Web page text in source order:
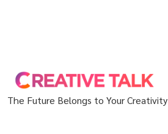
The Future Belongs to Your Creativity